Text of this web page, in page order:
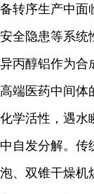
备转序生产中面
安全隐患等系统
异丙醇铝作为合
高端医药中间体
化学活性，遇水
中自发分解。传
泡、双锥干燥机